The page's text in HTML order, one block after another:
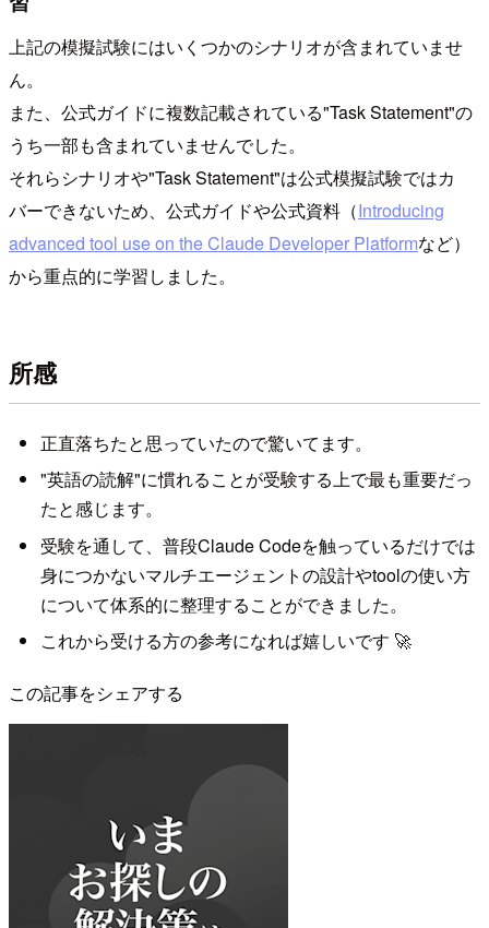
上記の模擬試験にはいくつかのシナリオが含まれていませ
ん。
また、公式ガイドに複数記載されている"Task Statement"の
うち一部も含まれていませんでした。
それらシナリオや"Task Statement"は公式模擬試験ではカ
バーできないため、公式ガイドや公式資料（Introducing
advanced tool use on the Claude Developer Platformなど）
から重点的に学習しました。
所感
正直落ちたと思っていたので驚いてます。
"英語の読解"に慣れることが受験する上で最も重要だっ
たと感じます。
受験を通して、普段Claude Codeを触っているだけでは
身につかないマルチエージェントの設計やtoolの使い方
について体系的に整理することができました。
これから受ける方の参考になれば嬉しいです 🚀
この記事をシェアする